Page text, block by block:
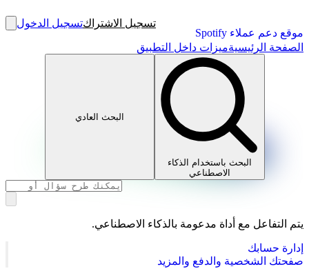
موقع دعم عملاء Spotify
تسجيل الاشتراكتسجيل الدخول
الصفحة الرئيسيةميزات داخل التطبيق
البحث باستخدام الذكاء
الاصطناعي
البحث العادي
يتم التفاعل مع أداة مدعومة بالذكاء الاصطناعي.
إدارة حسابك
صفحتك الشخصية والدفع والمزيد